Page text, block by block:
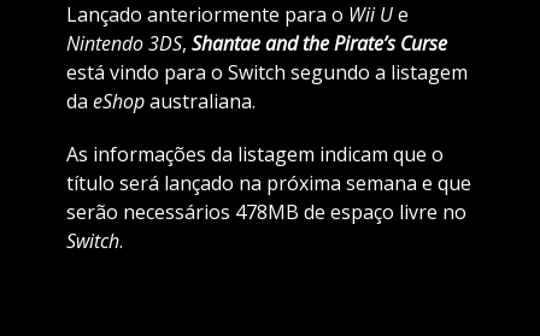
Lançado anteriormente para o Wii Ue
Nintendo 3DS, Shantae and thePirate’s Curse
está vindo para o Switch segundo a listagem
da eShopaustraliana.
As informações da listagem indicam que o
título será lançado na próxima semana e que
serão necessários 478MB de espaço livre no
Switch.